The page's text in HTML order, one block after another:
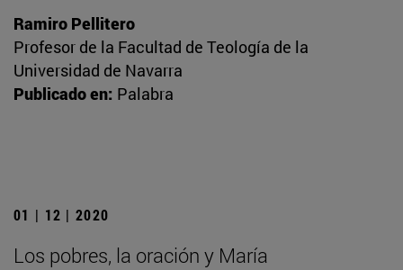
Ramiro Pellitero
Profesor de la Facultad de Teología de la
Universidad de Navarra
Publicado en: Palabra
01 | 12 | 2020
Los pobres, la oración y María